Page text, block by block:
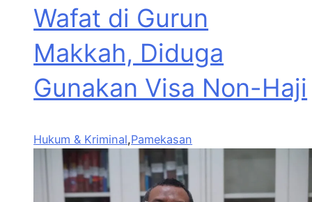
Wafat di Gurun
Makkah, Diduga
Gunakan Visa Non-Haji
Hukum & Kriminal,Pamekasan